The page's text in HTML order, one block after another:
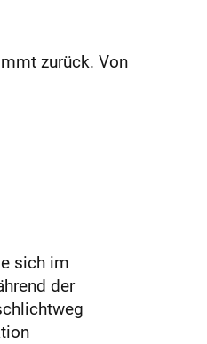
zurück. Von
sich im
der